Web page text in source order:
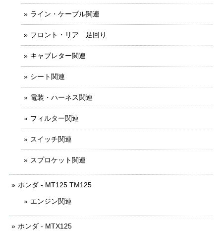
ライン・ケーブル関連
フロント・リア 足回り
キャブレター関連
シート関連
電装・ハーネス関連
フィルター関連
スイッチ関連
スプロケット関連
ホンダ - MT125 TM125
エンジン関連
ホンダ - MTX125